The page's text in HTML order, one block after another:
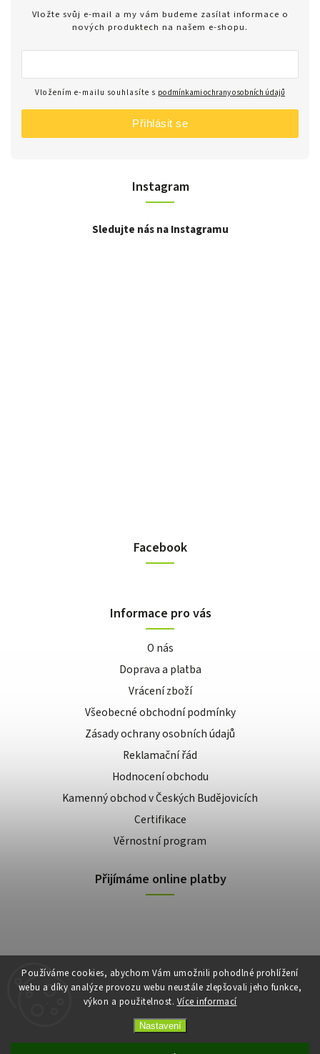
Používáme cookies, abychom Vám umožnili pohodlné prohlížení
webu a díky analýze provozu webu neustále zlepšovali jeho funkce,
výkon a použitelnost. Více informací
Nastavení
Instagram
Sledujte nás na Instagramu
Vložte svůj e-mail a my vám budeme zasílat informace o
nových produktech na našem e-shopu.
Vložením e-mailu souhlasíte s podmínkami ochrany osobních údajů
Přihlásit se
Facebook
Informace pro vás
O nás
Doprava a platba
Vrácení zboží
Všeobecné obchodní podmínky
Zásady ochrany osobních údajů
Reklamační řád
Hodnocení obchodu
Kamenný obchod v Českých Budějovicích
Certifikace
Věrnostní program
Přijímáme online platby
Copyright 2026E-shop Slunečnice. Všechna práva vyhrazena.
VytvořilShoptet| Design